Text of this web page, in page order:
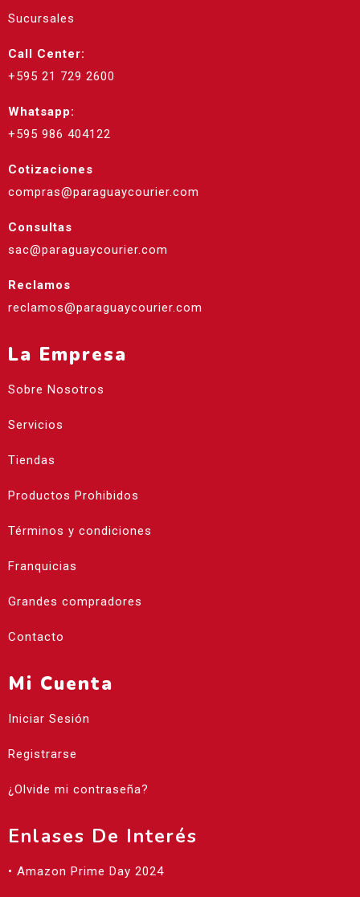
Sucursales
Call Center:
+595 21 729 2600
Whatsapp:
+595 986 404122
Cotizaciones
compras@paraguaycourier.com
Consultas
sac@paraguaycourier.com
Reclamos
reclamos@paraguaycourier.com
La Empresa
Sobre Nosotros
Servicios
Tiendas
Productos Prohibidos
Términos y condiciones
Franquicias
Grandes compradores
Contacto
Mi Cuenta
Iniciar Sesión
Registrarse
¿Olvide mi contraseña?
Enlases De Interés
• Amazon Prime Day 2024